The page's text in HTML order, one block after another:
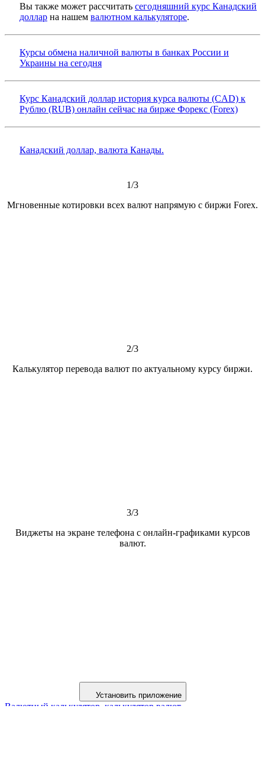
Вы также может рассчитать сегодняшний курс Канадский
доллар на нашем валютном калькуляторе.
Курсы обмена наличной валюты в банках России и
Украины на сегодня
Курс Канадский доллар история курса валюты (CAD) к
Рублю (RUB) онлайн сейчас на бирже Форекс (Forex)
Канадский доллар, валюта Канады.
1/3
Мгновенные котировки всех валют напрямую с биржи Forex.
2/3
Калькулятор перевода валют по актуальному курсу биржи.
3/3
Виджеты на экране телефона с онлайн-графиками курсов
валют.
Установить приложение
Валютный калькулятор, калькулятор валют